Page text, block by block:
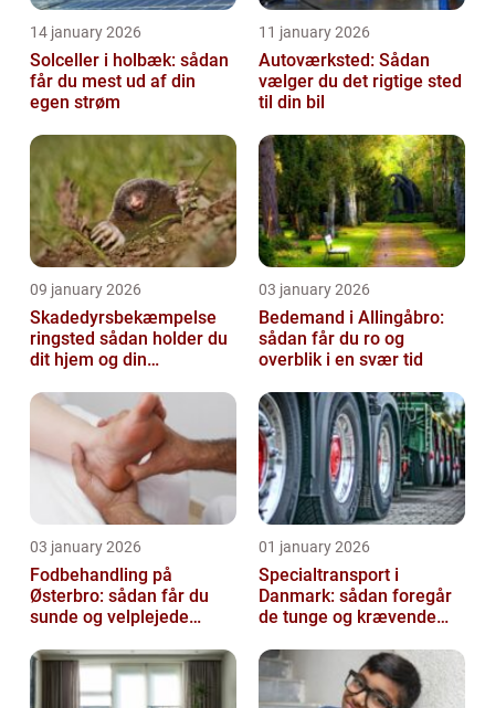
14 january 2026
Solceller i holbæk: sådan
får du mest ud af din
egen strøm
11 january 2026
Autoværksted: Sådan
vælger du det rigtige sted
til din bil
09 january 2026
Skadedyrsbekæmpelse
ringsted sådan holder du
dit hjem og din
gæster
03 january 2026
Bedemand i Allingåbro:
sådan får du ro og
overblik i en svær tid
03 january 2026
Fodbehandling på
Østerbro: sådan får du
sunde og velplejede
01 january 2026
Specialtransport i
Danmark: sådan foregår
de tunge og krævende